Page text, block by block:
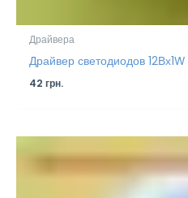
Драйвера
Драйвер светодиодов 12Вх1W
42грн.